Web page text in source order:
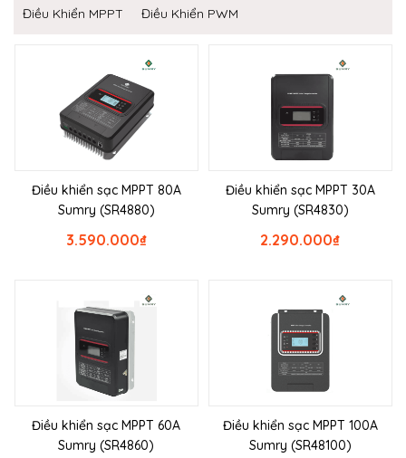
Điều Khiển MPPT Điều Khiển PWM
Điều khiển sạc MPPT 80A
Sumry (SR4880)
₫
3.590.000
Điều khiển sạc MPPT 30A
Sumry (SR4830)
₫
2.290.000
Điều khiển sạc MPPT 60A
Sumry (SR4860)
Điều khiển sạc MPPT 100A
Sumry (SR48100)